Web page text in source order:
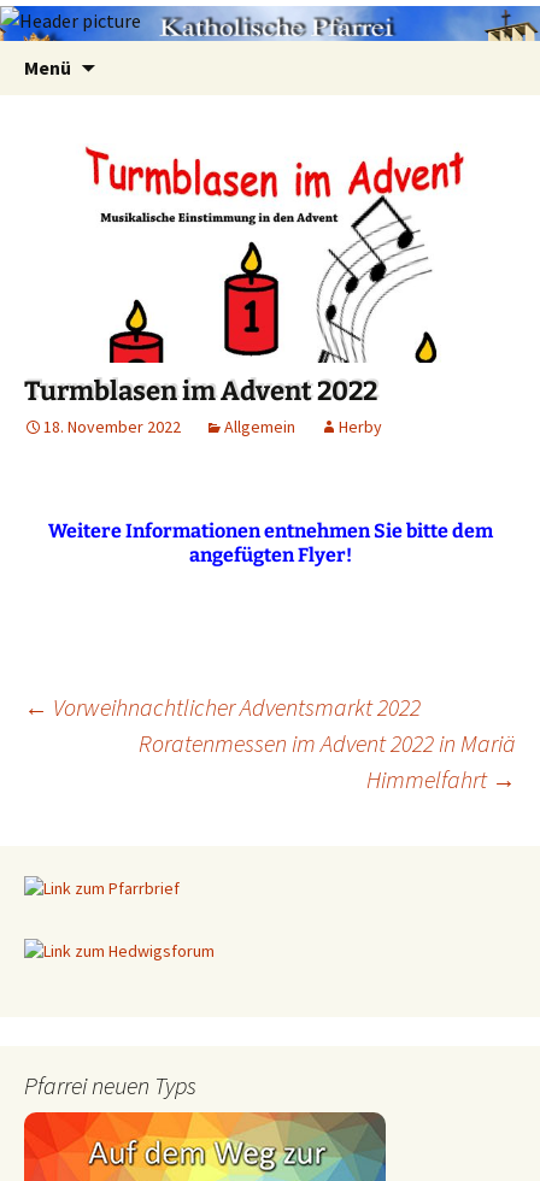
Menü
Turmblasen im Advent 2022
18. November 2022 Allgemein Herby
Weitere Informationen entnehmen Sie bitte dem
angefügten Flyer!
Beitragsnavigation
← Vorweihnachtlicher Adventsmarkt 2022
Roratenmessen im Advent 2022 in Mariä
Himmelfahrt →
Pfarrei neuen Typs